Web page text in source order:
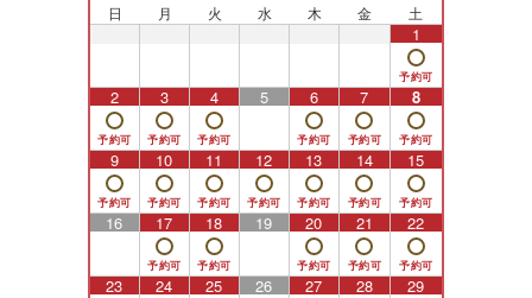
日 月 火 水 木 金 土
1
2 3 4 5 6 7 8
9 10 11 12 13 14 15
16 17 18 19 20 21 22
23 24 25 26 27 28 29